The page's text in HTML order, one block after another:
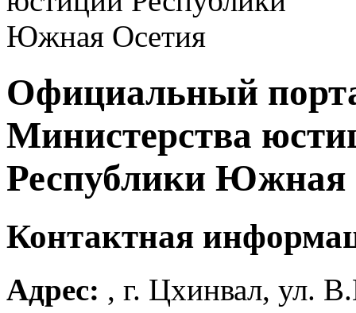
Официальный
Министерства
Республики Южная
Контактная
Адрес: , г. Цхинвал, ул.